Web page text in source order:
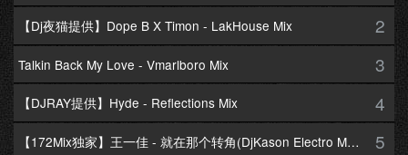
【Dj夜猫提供】Dope B X Timon - LakHouse Mix 2
Talkin Back My Love - Vmarlboro Mix 3
【DJRAY提供】Hyde - Reflections Mix 4
【172Mix独家】王一佳 - 就在那个转角(DjKason Electro Mix国语女) 5